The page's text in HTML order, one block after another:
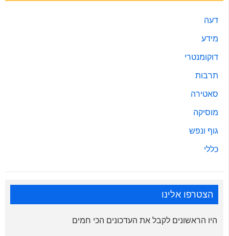
דעה
מידע
דוקומנטרי
תרבות
סאטירה
מוסיקה
גוף ונפש
כללי
הצטרפו אלינו
היו הראשונים לקבל את העדכונים הכי חמים